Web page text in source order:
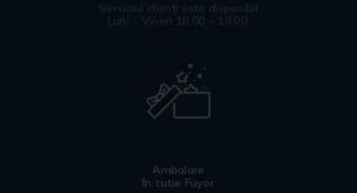
Serviciul clienți este disponibil
Luni – Vineri 10.00 – 18.00.
Ambalare
în cutie Fuyor